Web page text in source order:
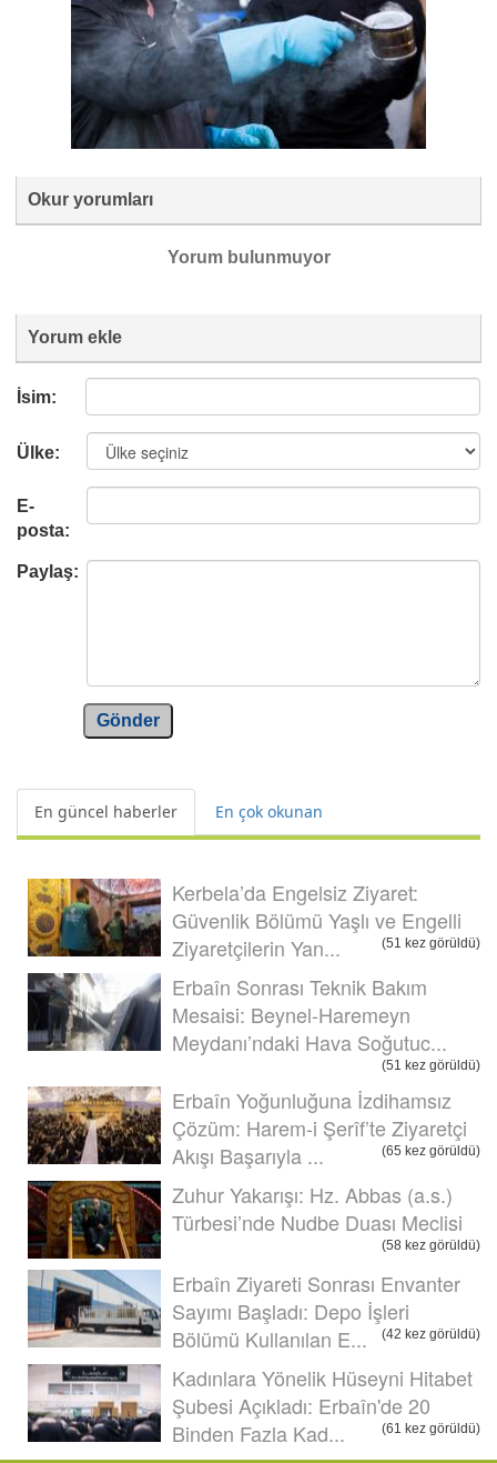
Okur yorumları
Yorum bulunmuyor
Yorum ekle
İsim:
Ülke:
E-
posta:
Paylaş:
Gönder
En güncel haberler En çok okunan
Kerbela’da Engelsiz Ziyaret:
Güvenlik Bölümü Yaşlı ve Engelli
Ziyaretçilerin Yan...
(51 kez görüldü)
Erbaîn Sonrası Teknik Bakım
Mesaisi: Beynel-Haremeyn
Meydanı’ndaki Hava Soğutuc...
(51 kez görüldü)
Erbaîn Yoğunluğuna İzdihamsız
Çözüm: Harem-i Şerîf’te Ziyaretçi
Akışı Başarıyla ...
(65 kez görüldü)
Zuhur Yakarışı: Hz. Abbas (a.s.)
Türbesi’nde Nudbe Duası Meclisi
(58 kez görüldü)
Erbaîn Ziyareti Sonrası Envanter
Sayımı Başladı: Depo İşleri
Bölümü Kullanılan E...
(42 kez görüldü)
Kadınlara Yönelik Hüseyni Hitabet
Şubesi Açıkladı: Erbaîn'de 20
Binden Fazla Kad...
(61 kez görüldü)